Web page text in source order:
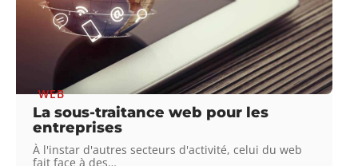
WEB
La sous-traitance web pour les
entreprises
À l'instar d'autres secteurs d'activité, celui du web
fait face à des…